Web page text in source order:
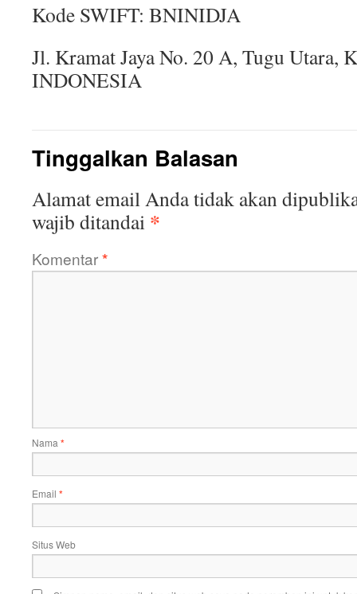
Kode SWIFT: BNINIDJA
Jl. Kramat Jaya No. 20 A, Tugu Utara,
INDONESIA
Tinggalkan Balasan
Alamat email Anda tidak akan
wajib ditandai *
Komentar*
Nama *
Email *
Situs Web